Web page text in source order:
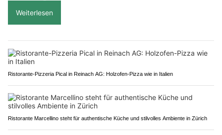
Weiterlesen
Ristorante-Pizzeria Pical in Reinach AG: Holzofen-Pizza wie in Italien
Ristorante Marcellino steht für authentische Küche und stilvolles Ambiente in Zürich